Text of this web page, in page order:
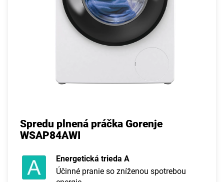
Spredu plnená práčka Gorenje
WSAP84AWI
Energetická trieda A
Účinné pranie so zníženou spotrebou